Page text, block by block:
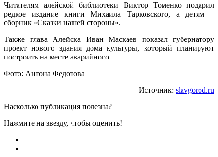
Читателям алейской библиотеки Виктор Томенко подарил
редкое издание книги Михаила Тарковского, а детям –
сборник «Сказки нашей стороны».
Также глава Алейска Иван Маскаев показал губернатору
проект нового здания дома культуры, который планируют
построить на месте аварийного.
Фото: Антона Федотова
Источник: slavgorod.ru
Насколько публикация полезна?
Нажмите на звезду, чтобы оценить!